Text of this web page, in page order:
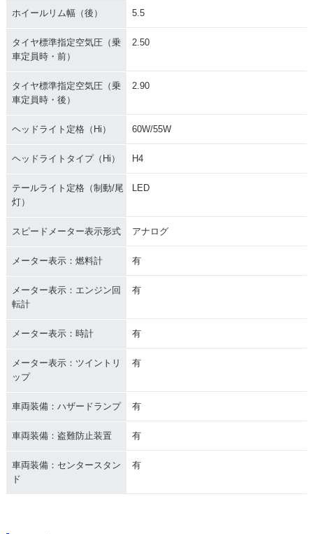
ホイールリム幅（後） 5.5
タイヤ標準指定空気圧（乗
車定員時・前）
2.50
タイヤ標準指定空気圧（乗
車定員時・後）
2.90
ヘッドライト定格（Hi） 60W/55W
ヘッドライトタイプ（Hi） H4
テールライト定格（制動/尾
灯）
LED
スピードメーター表示形式 アナログ
メーター表示：燃料計 有
メーター表示：エンジン回
転計
有
メーター表示：時計 有
メーター表示：ツイントリ
ップ
有
車両装備：ハザードランプ 有
車両装備：盗難防止装置 有
車両装備：センタースタン
ド
有